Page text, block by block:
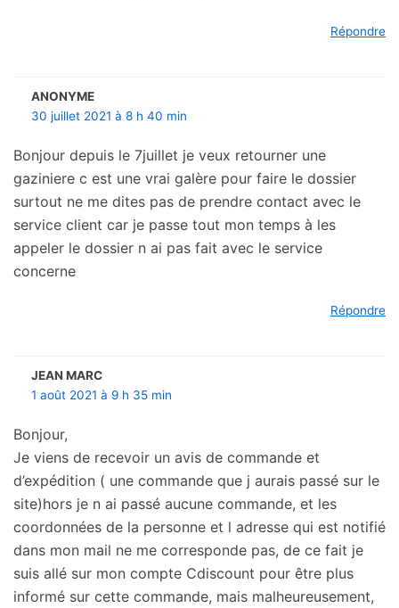
Répondre
ANONYME
30 juillet 2021 à 8 h 40 min
Bonjour depuis le 7juillet je veux retourner une
gaziniere c est une vrai galère pour faire le dossier
surtout ne me dites pas de prendre contact avec le
service client car je passe tout mon temps à les
appeler le dossier n ai pas fait avec le service
concerne
Répondre
JEAN MARC
1 août 2021 à 9 h 35 min
Bonjour,
Je viens de recevoir un avis de commande et
d’expédition ( une commande que j aurais passé sur le
site)hors je n ai passé aucune commande, et les
coordonnées de la personne et l adresse qui est notifié
dans mon mail ne me corresponde pas, de ce fait je
suis allé sur mon compte Cdiscount pour être plus
informé sur cette commande, mais malheureusement,